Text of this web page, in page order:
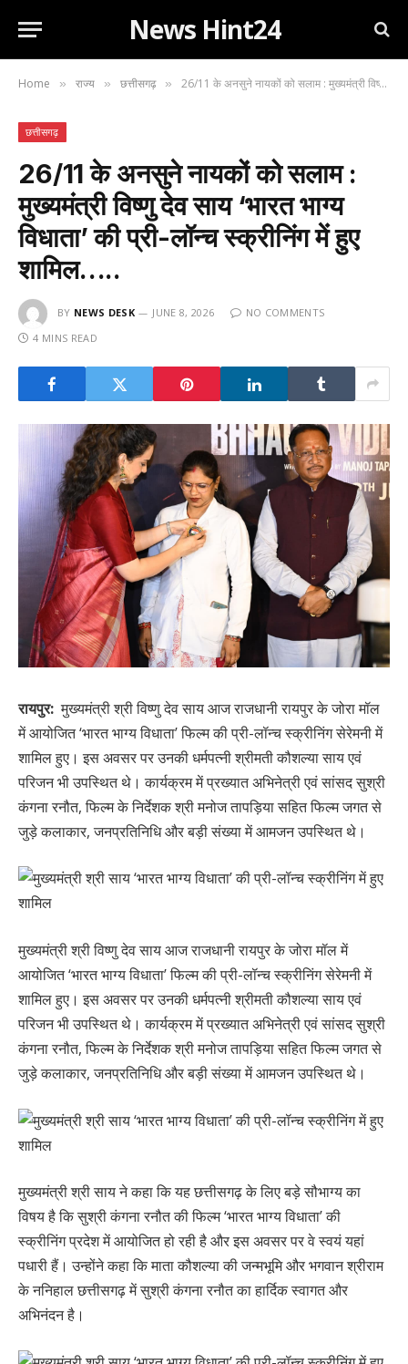
News Hint24
Home » राज्य » छत्तीसगढ़ » 26/11 के अनसुने नायकों को सलाम : मुख्यमंत्री विष्णु देव साय ‘भारत भाग्य विधाता’ की प्री-लॉन्च स्क्रीनिंग में हुए शामिल…..
छत्तीसगढ़
26/11 के अनसुने नायकों को सलाम :
मुख्यमंत्री विष्णु देव साय ‘भारत भाग्य
विधाता’ की प्री-लॉन्च स्क्रीनिंग में हुए
शामिल…..
BY NEWS DESK JUNE 8, 2026
NO COMMENTS
4 MINS READ
रायपुर:मुख्यमंत्री श्री विष्णु देव साय आज राजधानी रायपुर के जोरा मॉल
में आयोजित ‘भारत भाग्य विधाता’ फिल्म की प्री-लॉन्च स्क्रीनिंग सेरेमनी में
शामिल हुए। इस अवसर पर उनकी धर्मपत्नी श्रीमती कौशल्या साय एवं
परिजन भी उपस्थित थे। कार्यक्रम में प्रख्यात अभिनेत्री एवं सांसद सुश्री
कंगना रनौत, फिल्म के निर्देशक श्री मनोज तापड़िया सहित फिल्म जगत से
जुड़े कलाकार, जनप्रतिनिधि और बड़ी संख्या में आमजन उपस्थित थे।
मुख्यमंत्री श्री विष्णु देव साय आज राजधानी रायपुर के जोरा मॉल में
आयोजित ‘भारत भाग्य विधाता’ फिल्म की प्री-लॉन्च स्क्रीनिंग सेरेमनी में
शामिल हुए। इस अवसर पर उनकी धर्मपत्नी श्रीमती कौशल्या साय एवं
परिजन भी उपस्थित थे। कार्यक्रम में प्रख्यात अभिनेत्री एवं सांसद सुश्री
कंगना रनौत, फिल्म के निर्देशक श्री मनोज तापड़िया सहित फिल्म जगत से
जुड़े कलाकार, जनप्रतिनिधि और बड़ी संख्या में आमजन उपस्थित थे।
मुख्यमंत्री श्री साय ने कहा कि यह छत्तीसगढ़ के लिए बड़े सौभाग्य का
विषय है कि सुश्री कंगना रनौत की फिल्म ‘भारत भाग्य विधाता’ की
स्क्रीनिंग प्रदेश में आयोजित हो रही है और इस अवसर पर वे स्वयं यहां
पधारी हैं। उन्होंने कहा कि माता कौशल्या की जन्मभूमि और भगवान श्रीराम
के ननिहाल छत्तीसगढ़ में सुश्री कंगना रनौत का हार्दिक स्वागत और
अभिनंदन है।